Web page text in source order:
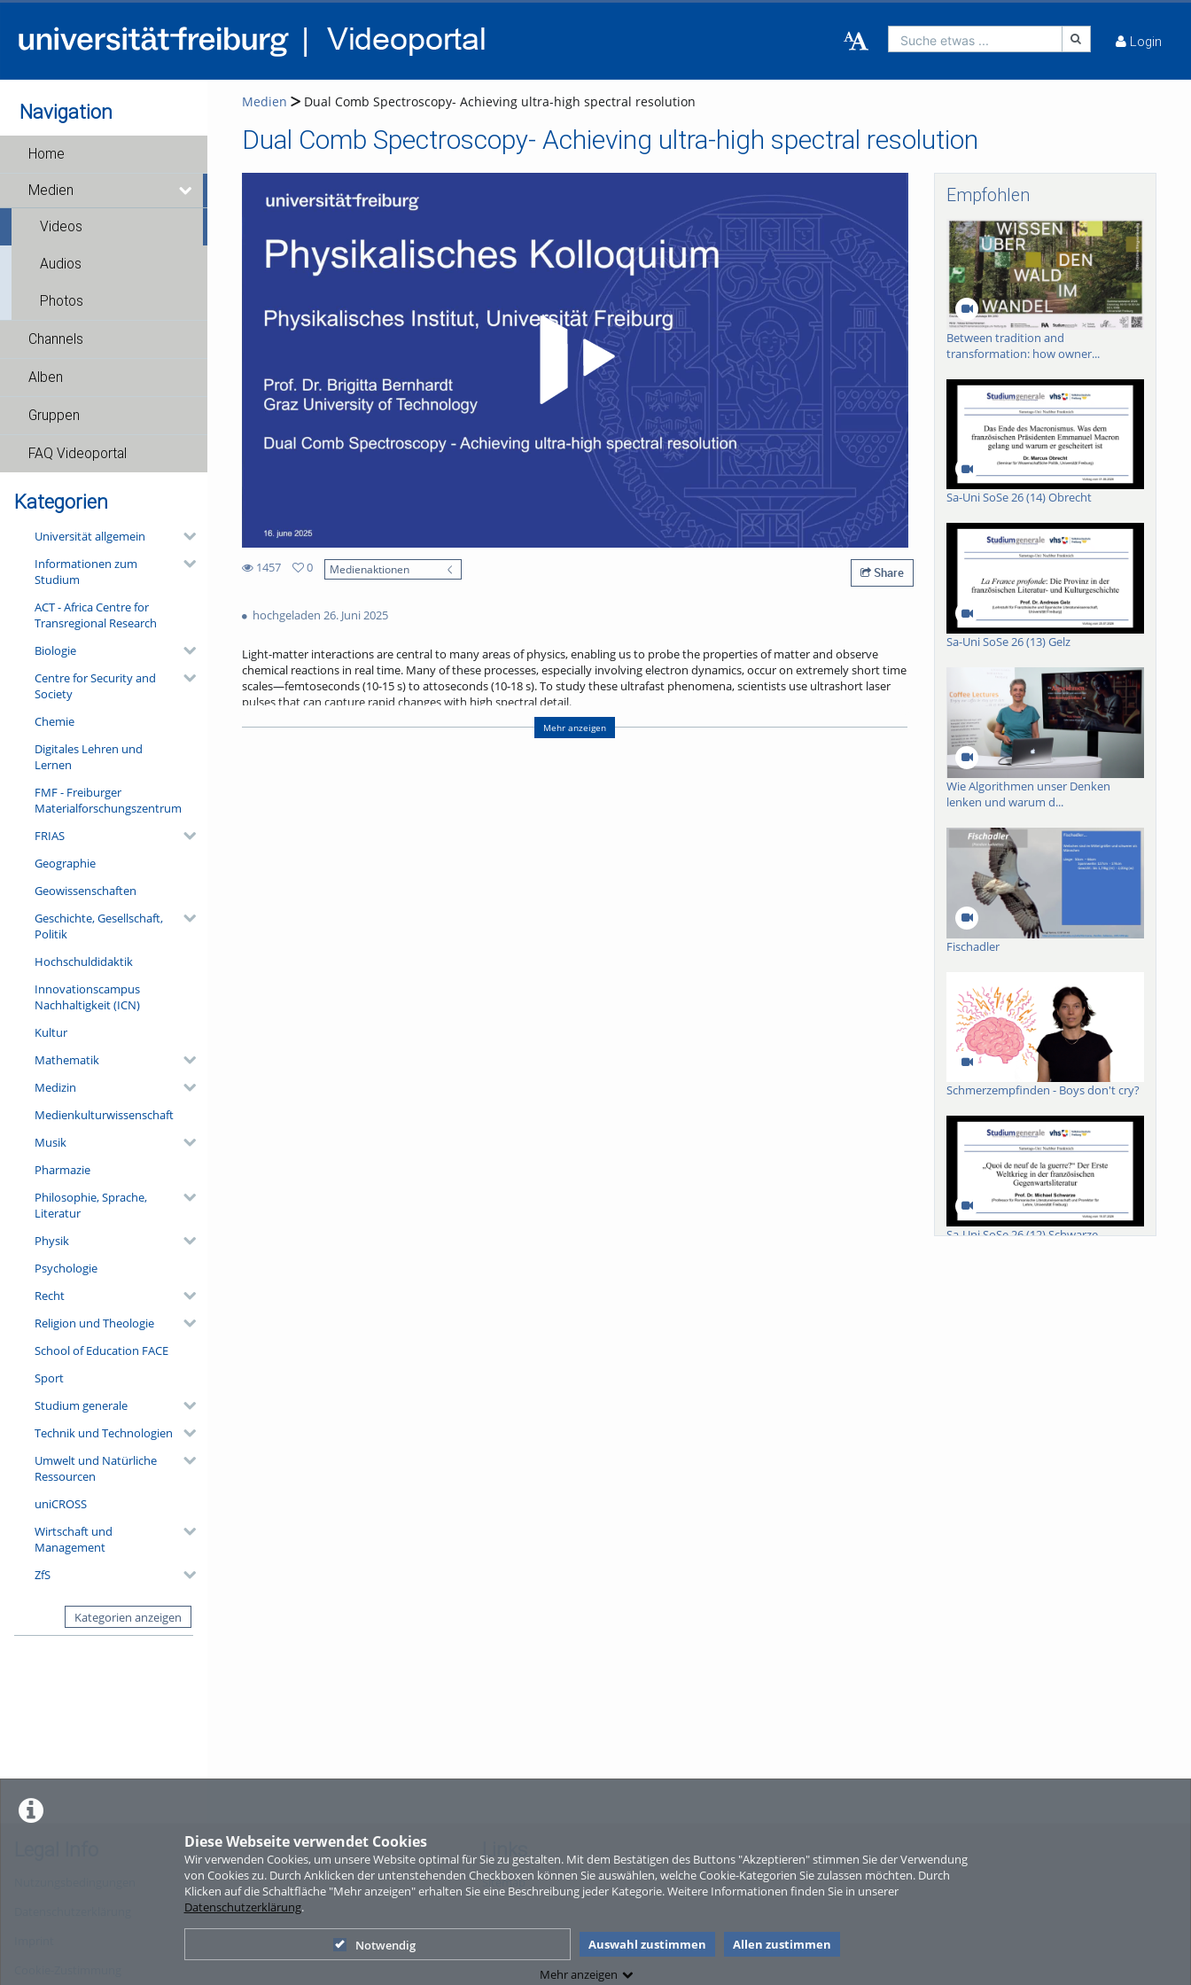
Diese Webseite verwendet Cookies
Wir verwenden Cookies, um unsere Website optimal für Sie zu gestalten. Mit dem Bestätigen des Buttons "Akzeptieren" stimmen Sie der Verwendung
von Cookies zu. Durch Anklicken der untenstehenden Checkboxen können Sie auswählen, welche Cookie-Kategorien Sie zulassen möchten. Durch
Klicken auf die Schaltfläche "Mehr anzeigen" erhalten Sie eine Beschreibung jeder Kategorie. Weitere Informationen finden Sie in unserer
Datenschutzerklärung.
Notwendig Auswahl zustimmen
Allen zustimmen
Mehr anzeigen
Suche etwas ... Login
Navigation
Home
Medien
Videos
Audios
Photos
Channels
Alben
Gruppen
FAQ Videoportal
Kategorien
Universität allgemein
Informationen zum
Studium
ACT - Africa Centre for
Transregional Research
Biologie
Centre for Security and
Society
Chemie
Digitales Lehren und
Lernen
FMF - Freiburger
Materialforschungszentrum
FRIAS
Geographie
Geowissenschaften
Geschichte, Gesellschaft,
Politik
Hochschuldidaktik
Innovationscampus
Nachhaltigkeit (ICN)
Kultur
Mathematik
Medizin
Medienkulturwissenschaft
Musik
Pharmazie
Philosophie, Sprache,
Literatur
Physik
Psychologie
Recht
Religion und Theologie
School of Education FACE
Sport
Studium generale
Technik und Technologien
Umwelt und Natürliche
Ressourcen
uniCROSS
Wirtschaft und
Management
ZfS
Kategorien anzeigen
Medien Dual Comb Spectroscopy- Achieving ultra-high spectral resolution
Dual Comb Spectroscopy- Achieving ultra-high spectral resolution
Video abspielen
1457
views
0
Medienaktionen Share
hochgeladen 26. Juni 2025
Light-matter interactions are central to many areas of physics, enabling us to probe the properties of matter and observe
chemical reactions in real time. Many of these processes, especially involving electron dynamics, occur on extremely short time
scales—femtoseconds (10-15 s) to attoseconds (10-18 s). To study these ultrafast phenomena, scientists use ultrashort laser
pulses that can capture rapid changes with high spectral detail.
A recent exciting development is dual comb spectroscopy, which combines high spectral resolution with rapid measurement
capabilities across broad wavelength ranges, including visible, infrared, and terahertz regions. This technique has been
Mehr anzeigen
Empfohlen
Between tradition and
transformation: how owner...
Sa-Uni SoSe 26 (14) Obrecht
Sa-Uni SoSe 26 (13) Gelz
Wie Algorithmen unser Denken
lenken und warum d...
Fischadler
Schmerzempfinden - Boys don't cry?
Sa-Uni SoSe 26 (12) Schwarze
Sperber
Links
Sitemap